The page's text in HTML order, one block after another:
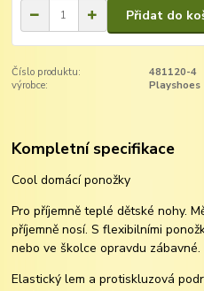
Přidat do
Číslo produktu:
481120-4
výrobce:
Playshoes
Kompletní specifikace
Cool domácí ponožky
Pro příjemně teplé dětské nohy.
příjemně nosí. S flexibilními
nebo ve školce opravdu zábavné.
Elastický lem a protiskluzová